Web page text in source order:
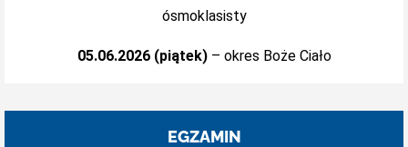
ósmoklasisty
05.06.2026 (piątek)– okres Boże Ciało
EGZAMIN